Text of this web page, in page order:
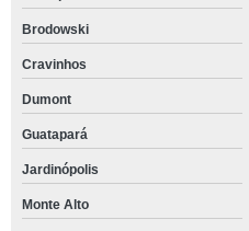
Brodowski
Cravinhos
Dumont
Guatapará
Jardinópolis
Monte Alto